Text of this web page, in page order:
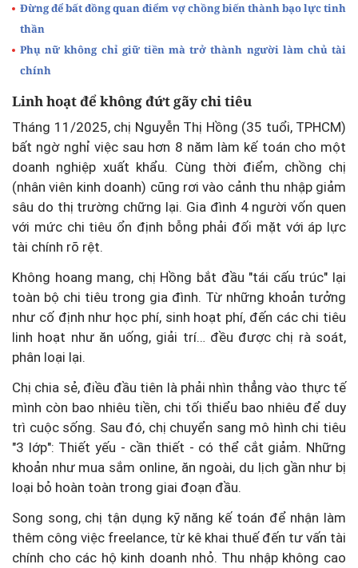
Đừng để bất đồng quan điểm vợ chồng biến thành bạo lực tinh
thần
Phụ nữ không chỉ giữ tiền mà trở thành người làm chủ tài
chính
Linh hoạt để không đứt gãy chi tiêu
Tháng 11/2025, chị Nguyễn Thị Hồng (35 tuổi, TPHCM)
bất ngờ nghỉ việc sau hơn 8 năm làm kế toán cho một
doanh nghiệp xuất khẩu. Cùng thời điểm, chồng chị
(nhân viên kinh doanh) cũng rơi vào cảnh thu nhập giảm
sâu do thị trường chững lại. Gia đình 4 người vốn quen
với mức chi tiêu ổn định bỗng phải đối mặt với áp lực
tài chính rõ rệt.
Không hoang mang, chị Hồng bắt đầu "tái cấu trúc" lại
toàn bộ chi tiêu trong gia đình. Từ những khoản tưởng
như cố định như học phí, sinh hoạt phí, đến các chi tiêu
linh hoạt như ăn uống, giải trí… đều được chị rà soát,
phân loại lại.
Chị chia sẻ, điều đầu tiên là phải nhìn thẳng vào thực tế
mình còn bao nhiêu tiền, chi tối thiểu bao nhiêu để duy
trì cuộc sống. Sau đó, chị chuyển sang mô hình chi tiêu
"3 lớp": Thiết yếu - cần thiết - có thể cắt giảm. Những
khoản như mua sắm online, ăn ngoài, du lịch gần như bị
loại bỏ hoàn toàn trong giai đoạn đầu.
Song song, chị tận dụng kỹ năng kế toán để nhận làm
thêm công việc freelance, từ kê khai thuế đến tư vấn tài
chính cho các hộ kinh doanh nhỏ. Thu nhập không cao